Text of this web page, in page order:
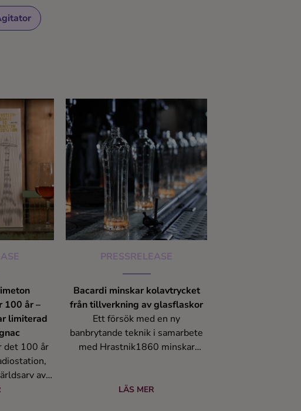
100 år –
limiterad
det 100 år
av
med syfte
PRESSRELEASE
Bacardi minskar kolavtrycket
från tillverkning av glasflaskor
Ett försök med en ny
banbrytande teknik i samarbete
med Hrastnik1860 minskar
LÄS MER